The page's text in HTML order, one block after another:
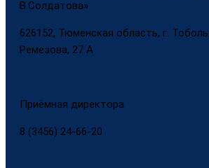
В.Солдатова»
626152, Тюменская область, г.
Ремезова, 27 А
Приёмная директора
8 (3456) 24-66-20